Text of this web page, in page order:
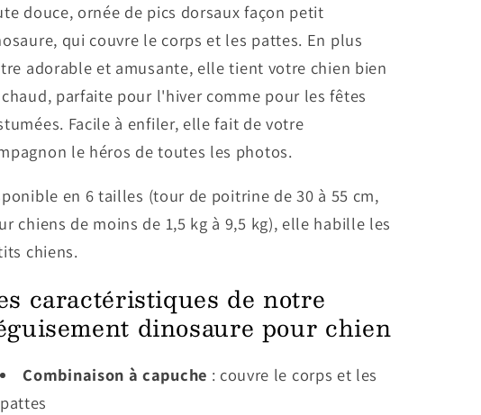
douce, ornée de pics dorsaux façon petit
qui couvre le corps et les pattes. En plus
adorable et amusante, elle tient votre chien bien
parfaite pour l'hiver comme pour les fêtes
Facile à enfiler, elle fait de votre
le héros de toutes les photos.
en 6 tailles (tour de poitrine de 30 à 55 cm,
chiens de moins de 1,5 kg à 9,5 kg), elle habille les
chiens.
caractéristiques de notre
dinosaure pour chien
Combinaison à capuche : couvre le corps et les
pattes